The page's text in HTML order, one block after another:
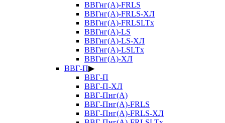
ВВГнг(А)-FRLS
ВВГнг(А)-FRLS-ХЛ
ВВГнг(А)-FRLSLTx
ВВГнг(А)-LS
ВВГнг(А)-LS-ХЛ
ВВГнг(А)-LSLTx
ВВГнг(А)-ХЛ
ВВГ-П▶
ВВГ-П
ВВГ-П-ХЛ
ВВГ-Пнг(А)
ВВГ-Пнг(А)-FRLS
ВВГ-Пнг(А)-FRLS-ХЛ